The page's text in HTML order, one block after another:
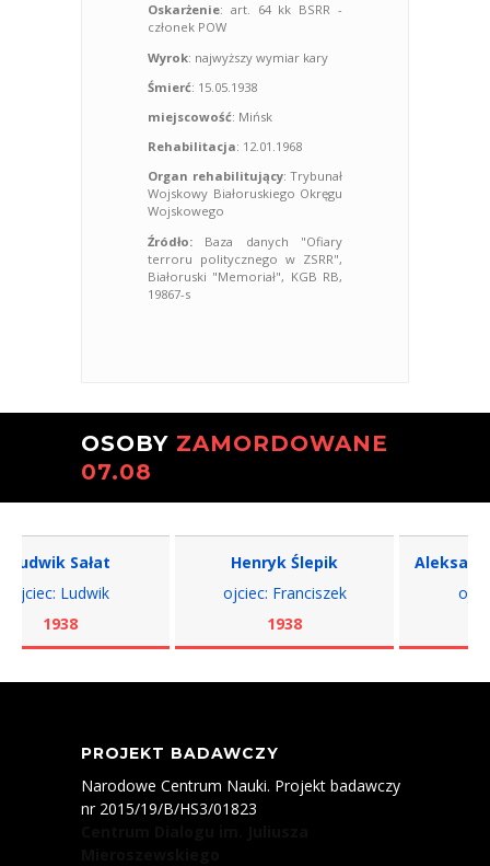
Oskarżenie: art. 64 kk BSRR -
członek POW
Wyrok: najwyższy wymiar kary
Śmierć: 15.05.1938
miejscowość: Mińsk
Rehabilitacja: 12.01.1968
Organ rehabilitujący: Trybunał
Wojskowy Białoruskiego Okręgu
Wojskowego
Źródło: Baza danych "Ofiary
terroru politycznego w ZSRR",
Białoruski "Memoriał", KGB RB,
19867-s
OSOBY ZAMORDOWANE
07.08
Sałat
Ludwik
1938
Henryk Ślepik
ojciec: Franciszek
1938
ojciec:
PROJEKT BADAWCZY
Narodowe Centrum Nauki. Projekt badawczy
nr 2015/19/B/HS3/01823